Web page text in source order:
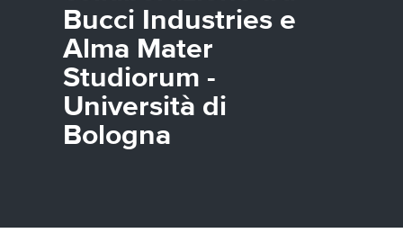
Canada
Chile
China
Colombia
Costa
Giordania
Greece
Guadeloupe
Guatemala
Hong
Kong
Luxembourg
Macedonia
Malaysia
Martinique
Mauritius
Portugal
Puerto
Romania
Sweden
Switzerland
Bucci Industries e
Alma Mater
Studiorum -
Università di
Bologna